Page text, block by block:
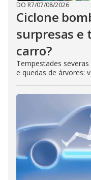
DO R7/07/08/2026
Ciclone
surpresas e
carro?
Tempestades
e quedas de árvores: